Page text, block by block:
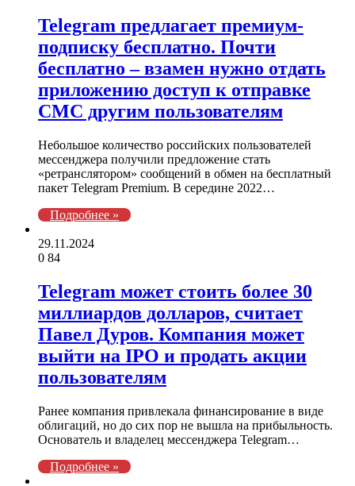
Telegram предлагает премиум-
подписку бесплатно. Почти
бесплатно – взамен нужно отдать
приложению доступ к отправке
СМС другим пользователям
Небольшое количество российских пользователей
мессенджера получили предложение стать
«ретранслятором» сообщений в обмен на бесплатный
пакет Telegram Premium. В середине 2022…
Подробнее »
29.11.2024
0 84
Telegram может стоить более 30
миллиардов долларов, считает
Павел Дуров. Компания может
выйти на IPO и продать акции
пользователям
Ранее компания привлекала финансирование в виде
облигаций, но до сих пор не вышла на прибыльность.
Основатель и владелец мессенджера Telegram…
Подробнее »